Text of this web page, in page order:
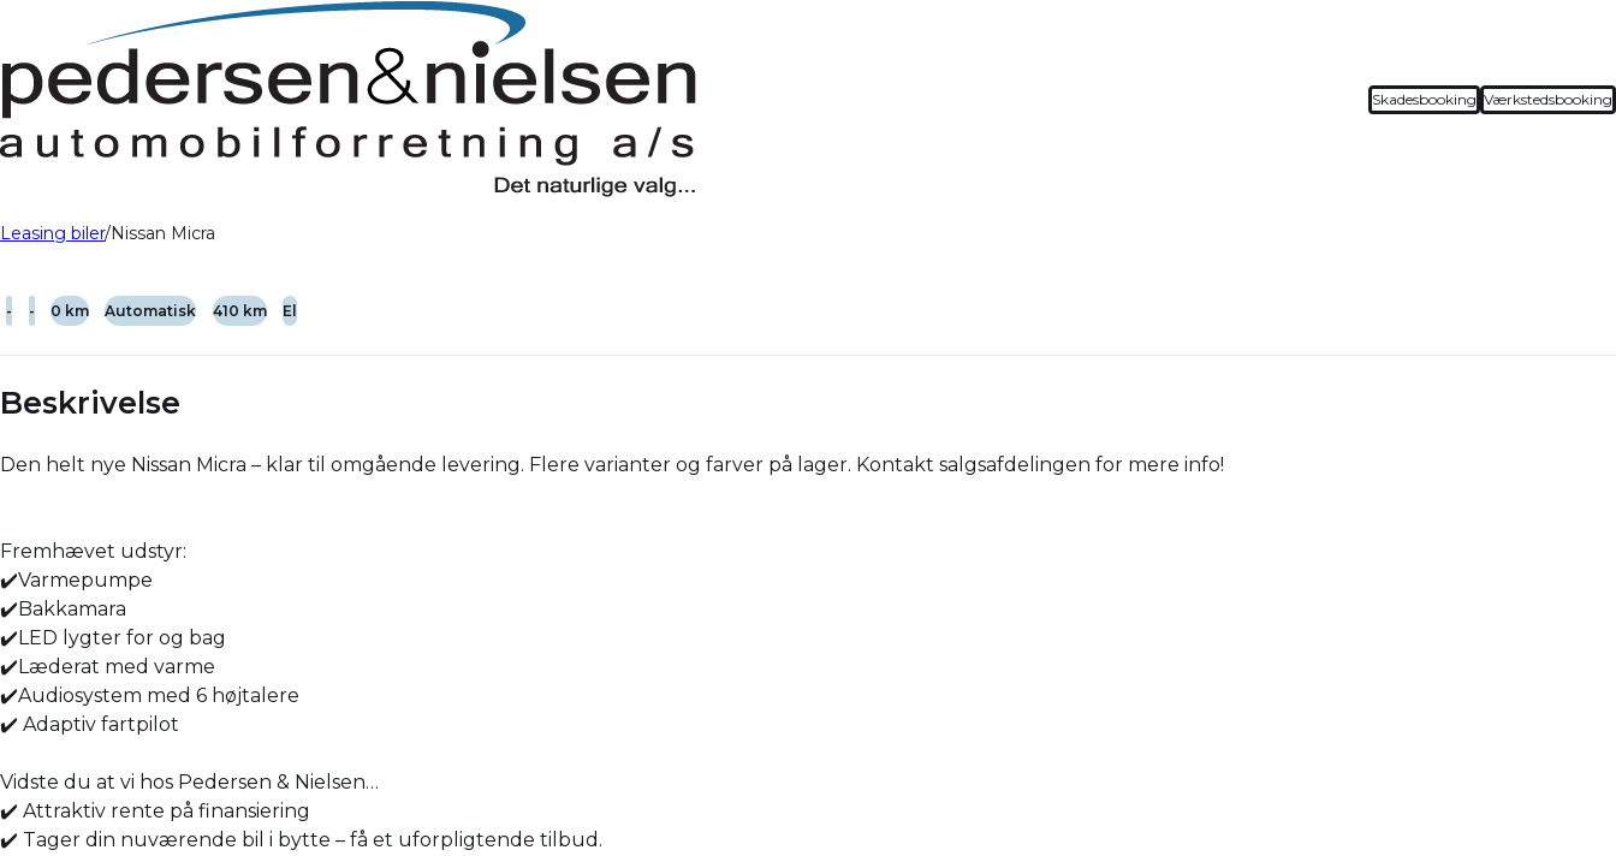
Skadesbooking Værkstedsbooking
Leasing biler Nissan Micra
- - 0 km Automatisk 410 km El
Beskrivelse
Den helt nye Nissan Micra – klar til omgående levering. Flere varianter og farver på lager. Kontakt salgsafdelingen for mere info!
Fremhævet udstyr:
✔️Varmepumpe
✔️Bakkamara
✔️LED lygter for og bag
✔️Læderat med varme
✔️Audiosystem med 6 højtalere
✔️ Adaptiv fartpilot
Vidste du at vi hos Pedersen & Nielsen…
✔️ Attraktiv rente på finansiering
✔️ Tager din nuværende bil i bytte – få et uforpligtende tilbud.